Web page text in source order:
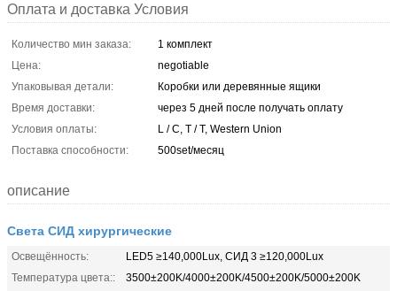
Оплата и доставка Условия
Количество мин заказа:
1 комплект
Цена:
negotiable
Упаковывая детали:
Коробки или деревянные ящики
Время доставки:
через 5 дней после получать оплату
Условия оплаты:
L / C, T / T, Western Union
Поставка способности:
500set/месяц
описание
Света СИД хирургические
Освещённость:
LED5 ≥140,000Lux, СИД 3 ≥120,000Lux
Температура цвета::
3500±200K/4000±200K/4500±200K/5000±200K